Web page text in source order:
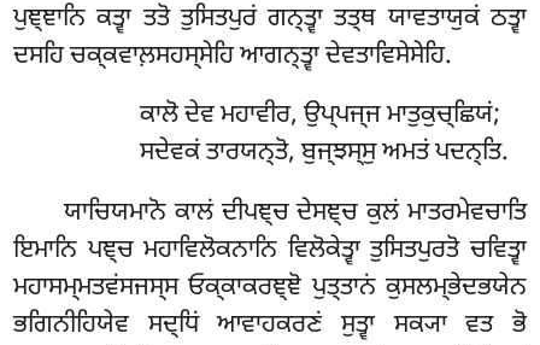
ਪੁਞ੍ਞਾਨਿ ਕਤ੍ਵਾ ਤਤੋ ਤੁਸਿਤਪੁਰਂ ਗਨ੍ਤ੍ਵਾ ਤਤ੍ਥ ਯਾਵਤਾਯੁਕਂ ਠਤ੍ਵਾ
ਦਸਹਿ ਚਕ੍ਕਵਾਲ਼ਸਹਸ੍ਸੇਹਿ ਆਗਨ੍ਤ੍ਵਾ ਦੇਵਤਾਵਿਸੇਸੇਹਿ.
ਕਾਲੋ ਦੇਵ ਮਹਾਵੀਰ, ਉਪ੍ਪਜ੍ਜ ਮਾਤੁਕੁਚ੍ਛਿਯਂ;
ਸਦੇਵਕਂ ਤਾਰਯਨ੍ਤੋ, ਬੁਜ੍ਝਸ੍ਸੁ ਅਮਤਂ ਪਦਨ੍ਤਿ.
ਯਾਚਿਯਮਾਨੋ ਕਾਲਂ ਦੀਪਞ੍ਚ ਦੇਸਞ੍ਚ ਕੁਲਂ ਮਾਤਰਮੇਵਚਾਤਿ
ਇਮਾਨਿ ਪਞ੍ਚ ਮਹਾਵਿਲੋਕਨਾਨਿ ਵਿਲੋਕੇਤ੍ਵਾ ਤੁਸਿਤਪੁਰਤੋ ਚਵਿਤ੍ਵਾ
ਮਹਾਸਮ੍ਮਤਵਂਸਜਸ੍ਸ ਓਕ੍ਕਾਕਰਞ੍ਞੋ ਪੁਤ੍ਤਾਨਂ ਕੁਸਲਮ੍ਭੇਦਭਯੇਨ
ਭਗਿਨੀਹਿਯੇਵ ਸਦ੍ਧਿਂ ਆਵਾਹਕਰਣਂ ਸੁਤ੍ਵਾ ਸਕ੍ਯਾ ਵਤ ਭੋ